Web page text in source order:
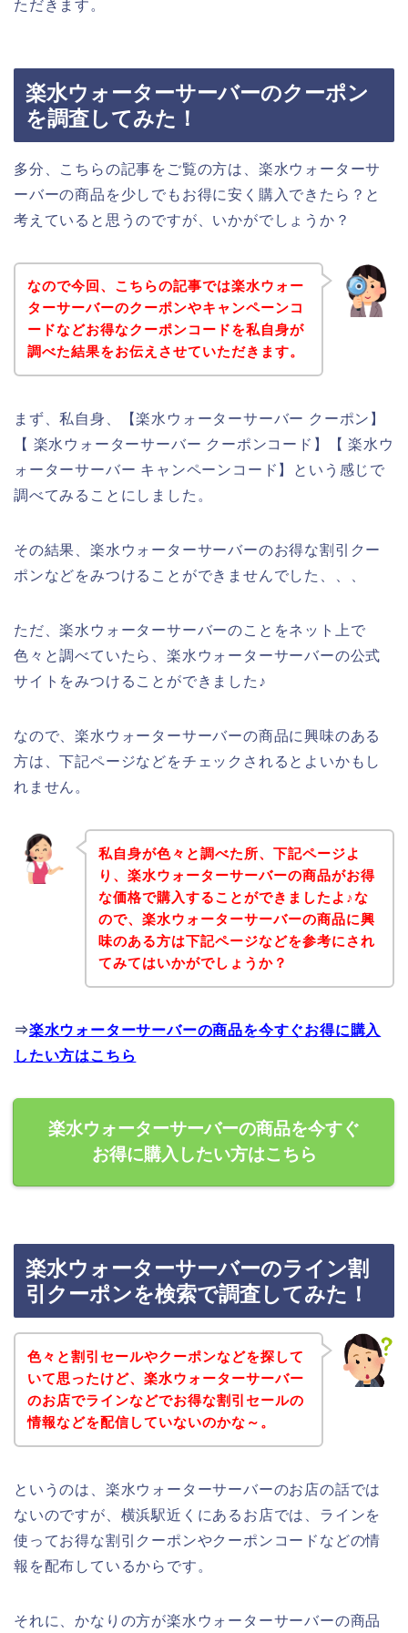
ただきます。
楽水ウォーターサーバーのクーポン
を調査してみた！
多分、こちらの記事をご覧の方は、楽水ウォーターサ
ーバーの商品を少しでもお得に安く購入できたら？と
考えていると思うのですが、いかがでしょうか？
なので今回、こちらの記事では楽水ウォー
ターサーバーのクーポンやキャンペーンコ
ードなどお得なクーポンコードを私自身が
調べた結果をお伝えさせていただきます。
まず、私自身、【楽水ウォーターサーバー クーポン】
【 楽水ウォーターサーバー クーポンコード】【 楽水ウ
ォーターサーバー キャンペーンコード】という感じで
調べてみることにしました。
その結果、楽水ウォーターサーバーのお得な割引クー
ポンなどをみつけることができませんでした、、、
ただ、楽水ウォーターサーバーのことをネット上で
色々と調べていたら、楽水ウォーターサーバーの公式
サイトをみつけることができました♪
なので、楽水ウォーターサーバーの商品に興味のある
方は、下記ページなどをチェックされるとよいかもし
れません。
私自身が色々と調べた所、下記ページよ
り、楽水ウォーターサーバーの商品がお得
な価格で購入することができましたよ♪な
ので、楽水ウォーターサーバーの商品に興
味のある方は下記ページなどを参考にされ
てみてはいかがでしょうか？
⇒楽水ウォーターサーバーの商品を今すぐお得に購入
したい方はこちら
楽水ウォーターサーバーの商品を今すぐ
お得に購入したい方はこちら
楽水ウォーターサーバーのライン割
引クーポンを検索で調査してみた！
色々と割引セールやクーポンなどを探して
いて思ったけど、楽水ウォーターサーバー
のお店でラインなどでお得な割引セールの
情報などを配信していないのかな～。
というのは、楽水ウォーターサーバーのお店の話では
ないのですが、横浜駅近くにあるお店では、ラインを
使ってお得な割引クーポンやクーポンコードなどの情
報を配布しているからです。
それに、かなりの方が楽水ウォーターサーバーの商品